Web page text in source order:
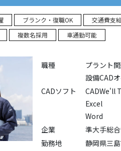
ブランク・復職OK 交通費支
複数名採用 車通勤可能
職種
プラント関
設備CAD
CADソフト
CADWe'll
Excel
Word
企業
準大手総
勤務地
静岡県三